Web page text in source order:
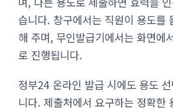
습니다. 창구에서는 직원이 용도를
해 주며, 무인발급기에서는 화면에
로 진행됩니다.
정부24 온라인 발급 시에도 용도
니다. 제출처에서 요구하는 정확한